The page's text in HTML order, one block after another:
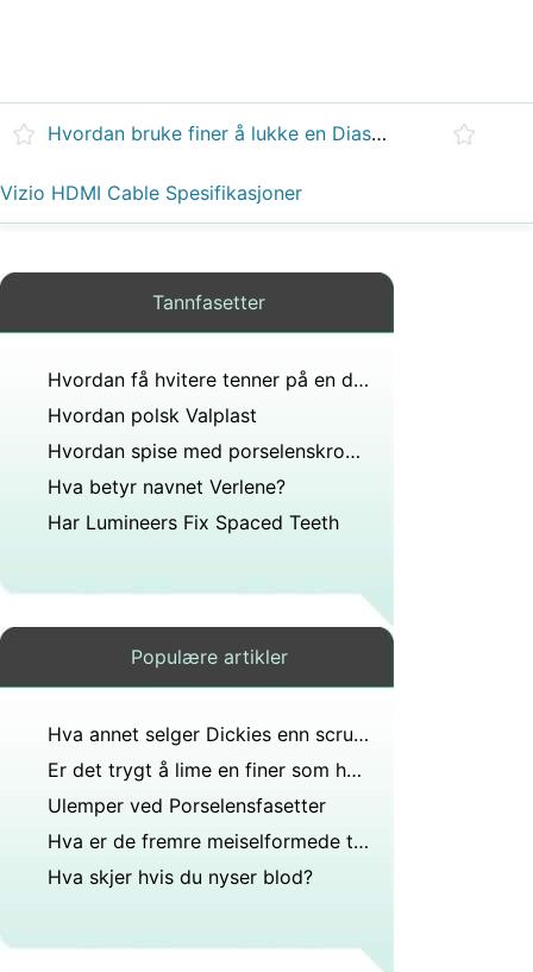
Hvordan bruke finer å lukke en Diastema
Vizio HDMI Cable Spesifikasjoner
Tannfasetter
Hvordan få hvitere tenner på en dag med Snap on Smile Impermanent Dental Skallfasetter
Hvordan polsk Valplast
Hvordan spise med porselenskroner
Hva betyr navnet Verlene?
Har Lumineers Fix Spaced Teeth
Populære artikler
Hva annet selger Dickies enn scrubs?
Er det trygt å lime en finer som har falt av på nytt med proteselim?
Ulemper ved Porselensfasetter
Hva er de fremre meiselformede tennene som brukes til å kutte mat?
Hva skjer hvis du nyser blod?